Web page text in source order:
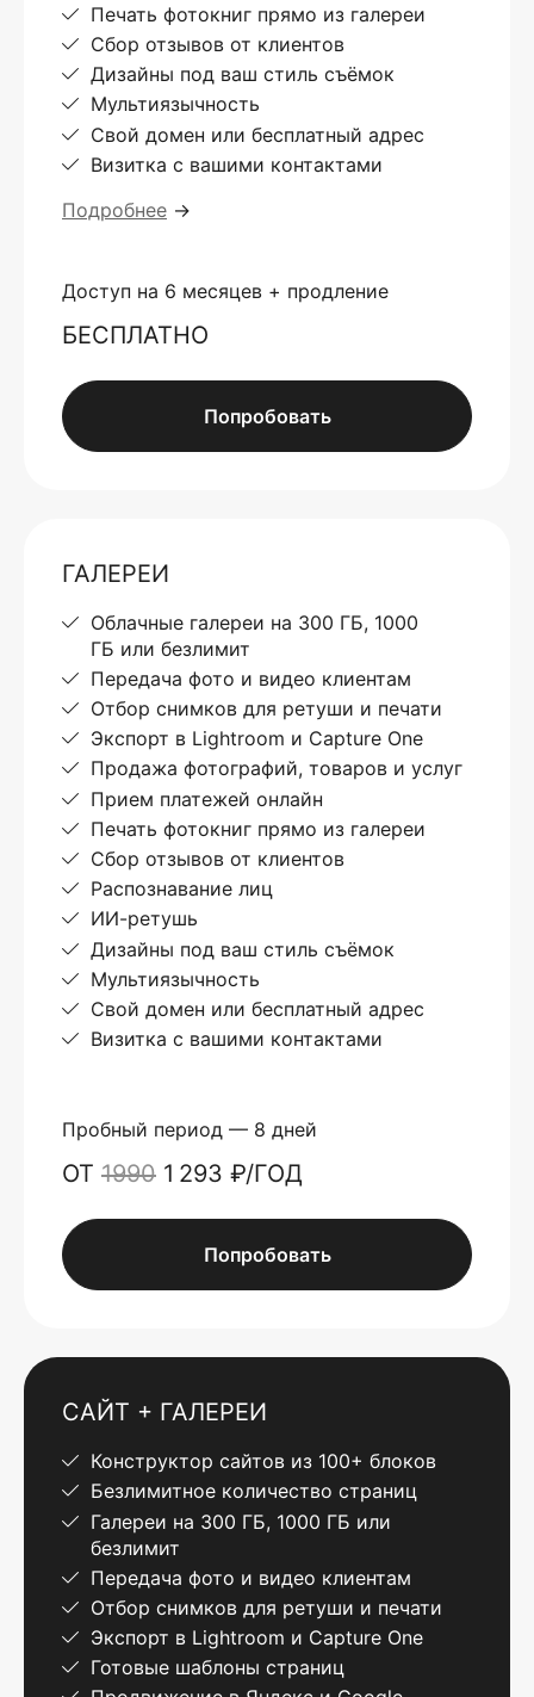
Печать фотокниг прямо из галереи
Сбор отзывов от клиентов
Дизайны под ваш стиль съёмок
Мультиязычность
Свой домен или бесплатный адрес
Визитка с вашими контактами
Подробнее →
Доступ на 6 месяцев + продление
БЕСПЛАТНО
Попробовать
ГАЛЕРЕИ
Облачные галереи на 300 ГБ, 1000
ГБ или безлимит
Передача фото и видео клиентам
Отбор снимков для ретуши и печати
Экспорт в Lightroom и Capture One
Продажа фотографий, товаров и услуг
Прием платежей онлайн
Печать фотокниг прямо из галереи
Сбор отзывов от клиентов
Распознавание лиц
ИИ-ретушь
Дизайны под ваш стиль съёмок
Мультиязычность
Свой домен или бесплатный адрес
Визитка с вашими контактами
Пробный период — 8 дней
ОТ 1990 1 293 ₽/ГОД
Попробовать
САЙТ + ГАЛЕРЕИ
Конструктор сайтов из 100+ блоков
Безлимитное количество страниц
Галереи на 300 ГБ, 1000 ГБ или
безлимит
Передача фото и видео клиентам
Отбор снимков для ретуши и печати
Экспорт в Lightroom и Capture One
Готовые шаблоны страниц